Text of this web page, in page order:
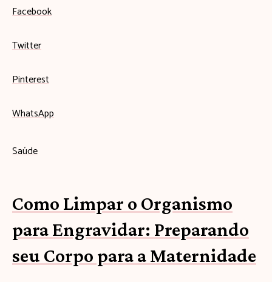
Facebook
Twitter
Pinterest
WhatsApp
Saúde
Como Limpar o Organismo
para Engravidar: Preparando
seu Corpo para a Maternidade